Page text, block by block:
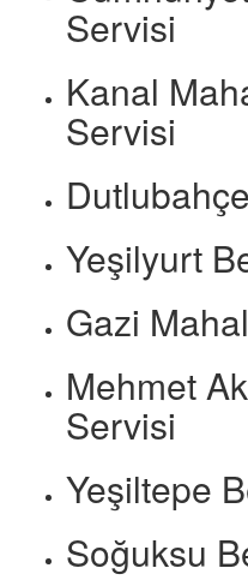
Servisi
Kanal
Servisi
Yeşilyurt
Gazi
Mehmet
Servisi
Yeşiltepe
Soğuksu